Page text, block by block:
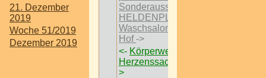
21. Dezember
2019
Woche 51/2019
Dezember 2019
Sonderausstellungen
HELDENPLATZ ’29 im
Waschsalon Karl-Marx-
Hof->
<- Körperwelten – Eine
Herzenssache I Wien
>